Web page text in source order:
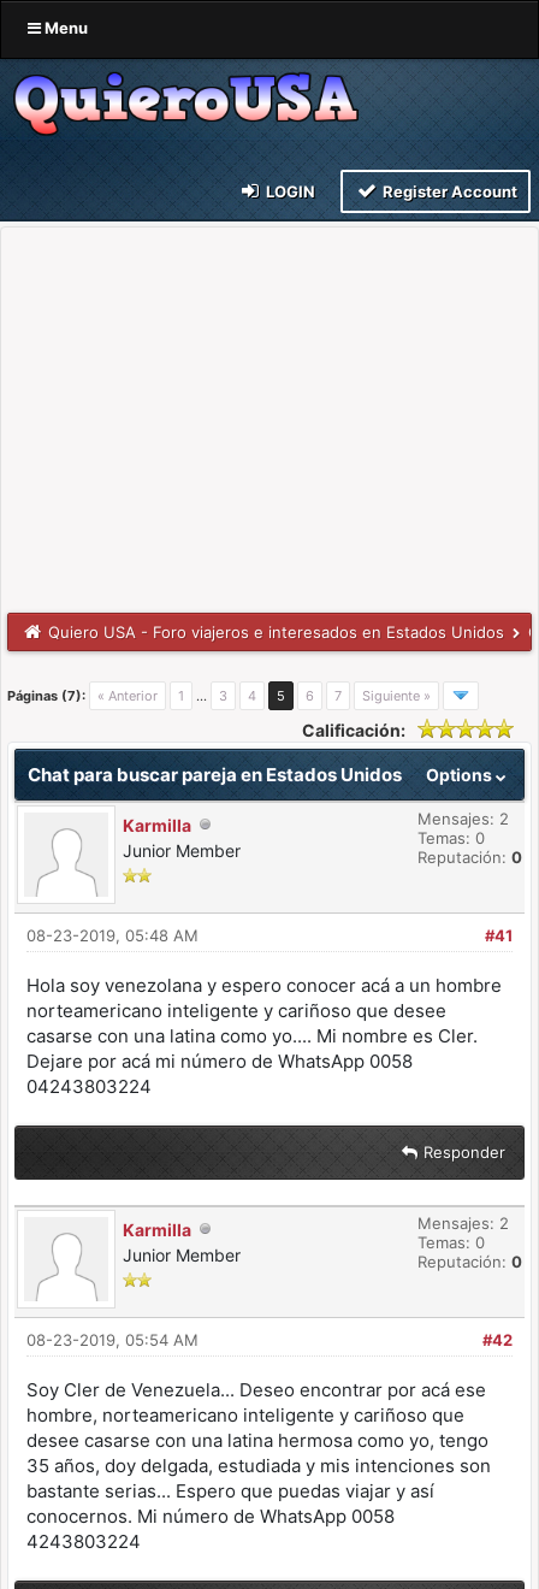
Menu
LOGIN Register Account
Quiero USA - Foro viajeros e interesados en Estados Unidos
Páginas (7): « Anterior 1 … 3 4 5 6 7 Siguiente »
Calificación:
Options
Chat para buscar pareja en Estados Unidos
Karmilla
Junior Member
Mensajes: 2
Temas: 0
Reputación: 0
#41
08-23-2019, 05:48 AM
Hola soy venezolana y espero conocer acá a un hombre
norteamericano inteligente y cariñoso que desee
casarse con una latina como yo.... Mi nombre es Cler.
Dejare por acá mi número de WhatsApp 0058
04243803224
Responder
Karmilla
Junior Member
Mensajes: 2
Temas: 0
Reputación: 0
#42
08-23-2019, 05:54 AM
Soy Cler de Venezuela... Deseo encontrar por acá ese
hombre, norteamericano inteligente y cariñoso que
desee casarse con una latina hermosa como yo, tengo
35 años, doy delgada, estudiada y mis intenciones son
bastante serias... Espero que puedas viajar y así
conocernos. Mi número de WhatsApp 0058
4243803224